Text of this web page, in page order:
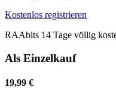
Kostenlos registrieren
RAAbits 14 Tage völlig
Als Einzelkauf
19,99 €